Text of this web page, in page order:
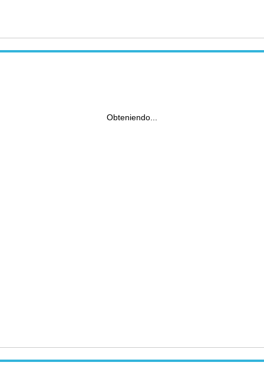
Obteniendo...